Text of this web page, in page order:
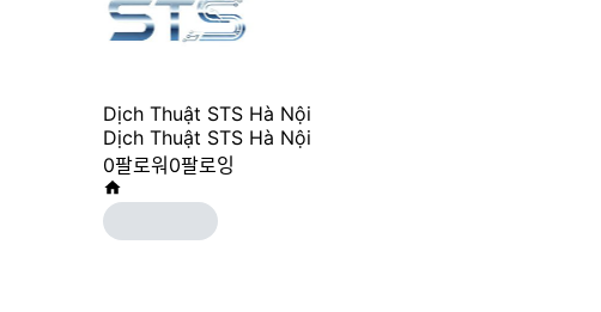
Dịch Thuật STS Hà Nội
Dịch Thuật STS Hà Nội
0팔로워 0팔로잉